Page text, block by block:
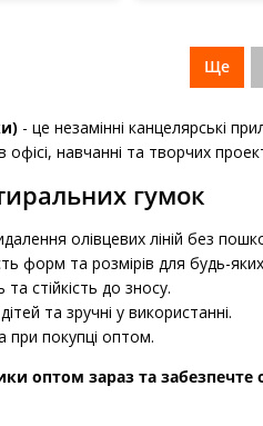
Ще
- це незамінні канцелярські
офісі, навчанні та творчих
гумок
олівцевих ліній без
форм та розмірів для будь-
та стійкість до зносу.
та зручні у використанні.
при покупці оптом.
оптом зараз та